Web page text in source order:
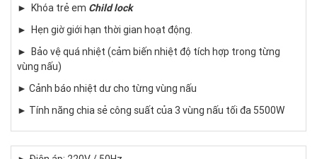
► Khóa trẻ em Child lock
► Hẹn giờ giới hạn thời gian hoạt động.
► Bảo vệ quá nhiệt (cảm biến nhiệt độ tích hợp trong từng
vùng nấu)
► Cảnh báo nhiệt dư cho từng vùng nấu
► Tính năng chia sẻ công suất của 3 vùng nấu tối đa 5500W